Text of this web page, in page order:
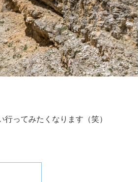
ってみたくなります（笑）